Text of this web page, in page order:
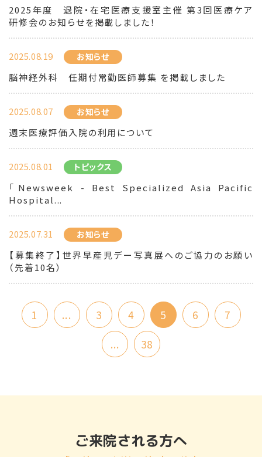
2025年度 退院・在宅医療支援室主催 第3回医療ケア
研修会のお知らせを掲載しました！
2025.08.19 お知らせ
脳神経外科 任期付常勤医師募集 を掲載しました
2025.08.07 お知らせ
週末医療評価入院の利用について
2025.08.01 トピックス
「Newsweek - Best Specialized Asia Pacific
Hospital...
2025.07.31 お知らせ
【募集終了】世界早産児デー写真展へのご協力のお願い
（先着10名）
1 ... 3 4 5 6
7
...
38
ご来院される方へ